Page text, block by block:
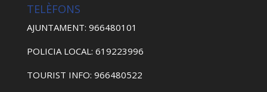
TELÈFONS
AJUNTAMENT: 966480101
POLICIA LOCAL: 619223996
TOURIST INFO: 966480522